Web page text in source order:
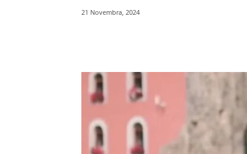
21 Novembra, 2024